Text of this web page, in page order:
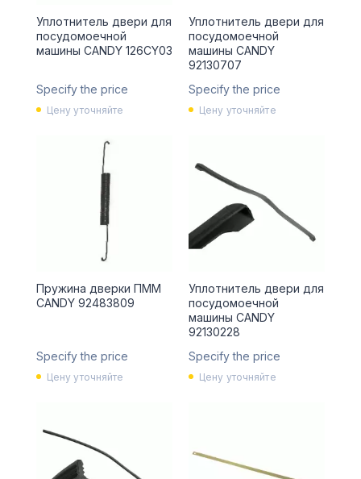
Уплотнитель двери для
посудомоечной
машины CANDY 126CY03
Specify the price
Цену уточняйте
Уплотнитель двери для
посудомоечной
машины CANDY
92130707
Specify the price
Цену уточняйте
Пружина дверки ПММ
CANDY 92483809
Specify the price
Цену уточняйте
Уплотнитель двери для
посудомоечной
машины CANDY
92130228
Specify the price
Цену уточняйте